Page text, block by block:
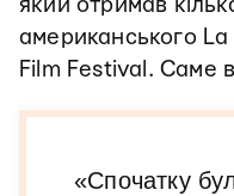
який отримав
американського
Film Festival. Саме
«Спочатку